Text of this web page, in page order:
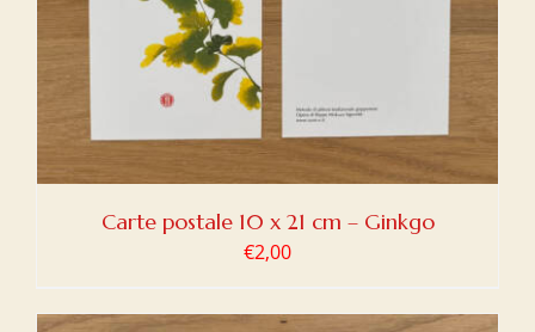
Carte postale 10 x 21 cm – Ginkgo
€2,00